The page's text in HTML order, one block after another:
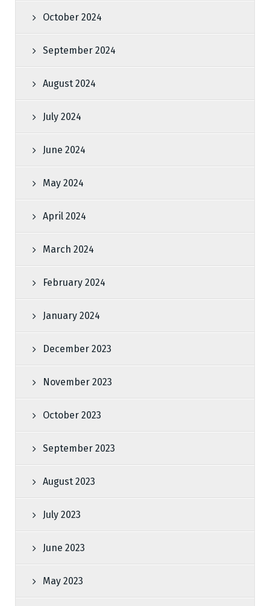
October 2024
September 2024
August 2024
July 2024
June 2024
May 2024
April 2024
March 2024
February 2024
January 2024
December 2023
November 2023
October 2023
September 2023
August 2023
July 2023
June 2023
May 2023